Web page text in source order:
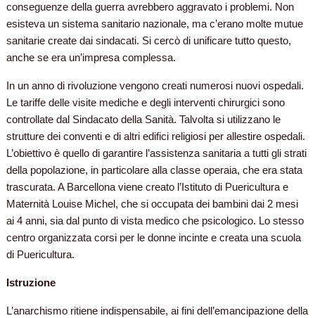
conseguenze della guerra avrebbero aggravato i problemi. Non
esisteva un sistema sanitario nazionale, ma c’erano molte mutue
sanitarie create dai sindacati. Si cercò di unificare tutto questo,
anche se era un’impresa complessa.
In un anno di rivoluzione vengono creati numerosi nuovi ospedali.
Le tariffe delle visite mediche e degli interventi chirurgici sono
controllate dal Sindacato della Sanità. Talvolta si utilizzano le
strutture dei conventi e di altri edifici religiosi per allestire ospedali.
L’obiettivo è quello di garantire l’assistenza sanitaria a tutti gli strati
della popolazione, in particolare alla classe operaia, che era stata
trascurata. A Barcellona viene creato l’Istituto di Puericultura e
Maternità Louise Michel, che si occupata dei bambini dai 2 mesi
ai 4 anni, sia dal punto di vista medico che psicologico. Lo stesso
centro organizzata corsi per le donne incinte e creata una scuola
di Puericultura.
Istruzione
L’anarchismo ritiene indispensabile, ai fini dell’emancipazione della